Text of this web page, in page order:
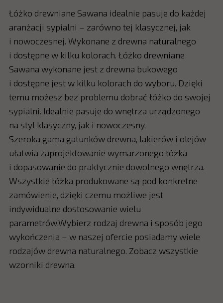
Łóżko drewniane Sawana idealnie pasuje do każdej
aranżacji sypialni – zarówno tej klasycznej, jak
i nowoczesnej. Wykonane z drewna naturalnego
i dostępne w kilku kolorach. Łóżko drewniane
Sawana wykonane jest z drewna bukowego
i dostępne jest w kilku kolorach do wyboru. Dzięki
temu możesz bez problemu dobrać łóżko do swojej
sypialni. Idealnie pasuje do wnętrza urządzonego
na styl klasyczny, jak i nowoczesny.
Szeroka gama gatunków drewna, lakierów i olejów
ułatwia zaprojektowanie wymarzonego łóżka
i dopasowanie do praktycznie dowolnego wnętrza.
Wszystkie łóżka produkowane są pod konkretne
zamówienie, dzięki czemu możliwe jest
indywidualne dostosowanie wielu
parametrów.Wybierz rodzaj drewna i sposób jego
wykończenia – w naszej ofercie posiadamy wiele
rodzajów drewna naturalnego. Zobacz wszystkie
wzorniki drewna.